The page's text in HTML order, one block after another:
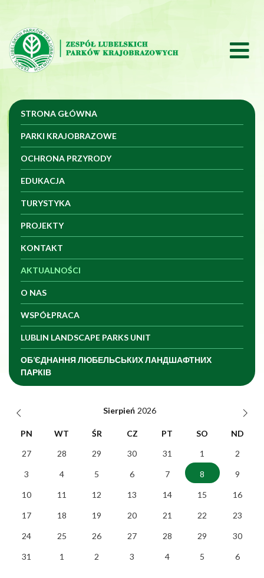
STRONA GŁÓWNA
PARKI KRAJOBRAZOWE
OCHRONA PRZYRODY
EDUKACJA
TURYSTYKA
PROJEKTY
KONTAKT
AKTUALNOŚCI
O NAS
WSPÓŁPRACA
LUBLIN LANDSCAPE PARKS UNIT
ОБ’ЄДНАННЯ ЛЮБЕЛЬСЬКИХ ЛАНДШАФТНИХ
ПАРКІВ
Data Sierpień
PN WT ŚR CZ PT SO
ND
27
28 29 30 31 1 2
3 4 5 6 7 8 9
10 11 12 13 14 15 16
17 18 19 20 21 22 23
24 25 26 27 28 29 30
31 1 2 3 4 5 6